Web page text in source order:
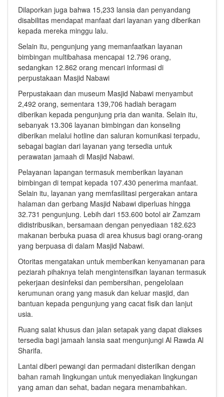
Dilaporkan juga bahwa 15,233 lansia dan penyandang
disabilitas mendapat manfaat dari layanan yang diberikan
kepada mereka minggu lalu.
Selain itu, pengunjung yang memanfaatkan layanan
bimbingan multibahasa mencapai 12.796 orang,
sedangkan 12.862 orang mencari informasi di
perpustakaan Masjid Nabawi
Perpustakaan dan museum Masjid Nabawi menyambut
2,492 orang, sementara 139,706 hadiah beragam
diberikan kepada pengunjung pria dan wanita. Selain itu,
sebanyak 13.306 layanan bimbingan dan konseling
diberikan melalui hotline dan saluran komunikasi terpadu,
sebagai bagian dari layanan yang tersedia untuk
perawatan jamaah di Masjid Nabawi.
Pelayanan lapangan termasuk memberikan layanan
bimbingan di tempat kepada 107.430 penerima manfaat.
Selain itu, layanan yang memfasilitasi pergerakan antara
halaman dan gerbang Masjid Nabawi diperluas hingga
32.731 pengunjung. Lebih dari 153.600 botol air Zamzam
didistribusikan, bersamaan dengan penyediaan 182.623
makanan berbuka puasa di area khusus bagi orang-orang
yang berpuasa di dalam Masjid Nabawi.
Otoritas mengatakan untuk memberikan kenyamanan para
peziarah pihaknya telah mengintensifkan layanan termasuk
pekerjaan desinfeksi dan pembersihan, pengelolaan
kerumunan orang yang masuk dan keluar masjid, dan
bantuan kepada pengunjung yang cacat fisik dan lanjut
usia.
Ruang salat khusus dan jalan setapak yang dapat diakses
tersedia bagi jamaah lansia saat mengunjungi Al Rawda Al
Sharifa.
Lantai diberi pewangi dan permadani disterilkan dengan
bahan ramah lingkungan untuk menyediakan lingkungan
yang aman dan sehat, badan negara menambahkan.